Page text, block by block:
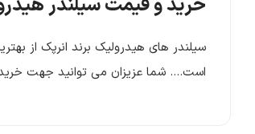
سیلندر های هیدرولیک برند انرپک از
است…. شما عزیزان می توانید جهت خرید